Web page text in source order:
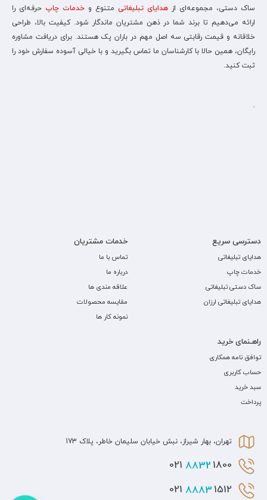
ساک دستی، مجموعه‌ای از هدایای تبلیغاتی متنوع و خدمات چاپ حرفه‌ای را
ارائه می‌دهیم تا برند شما در ذهن مشتریان ماندگار شود. کیفیت بالا، طراحی
خلاقانه و قیمت رقابتی سه اصل مهم در باران پک هستند. برای دریافت مشاوره
رایگان، همین حالا با کارشناسان ما تماس بگیرید و با خیالی آسوده سفارش خود را
ثبت کنید.
دسترسی سریع
هدایای تبلیغاتی
خدمات چاپ
ساک دستی تبلیغاتی
هدایای تبلیغاتی ارزان
خدمات مشتریان
تماس با ما
درباره ما
علاقه مندی ها
مقایسه محصولات
نمونه کار ها
راهـنمای خرید
توافق نامه همکاری
حساب کاربری
سبد خرید
پرداخت
تهران، بهار شیراز، نبش خیابان سلیمان خاطر، پلاک 173
8832 1800 021
8883 1512 021